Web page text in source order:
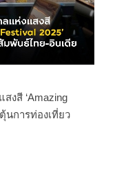
งสี ‘Amazing
นการท่องเที่ยว